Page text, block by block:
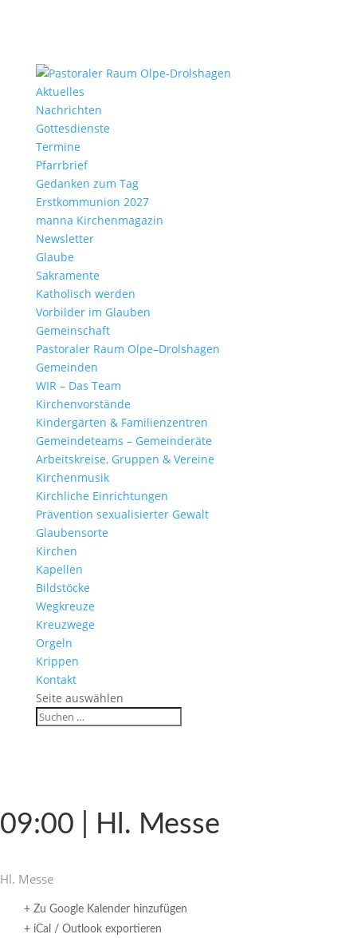
Aktu­elles
Nach­richten
Gottes­dienste
Termine
Pfarr­brief
Gedanken zum Tag
Erst­kom­mu­nion 2027
manna Kirchen­ma­gazin
News­letter
Glaube
Sakra­mente
Katho­lisch werden
Vorbilder im Glauben
Gemein­schaft
Pasto­raler Raum Olpe–Drolshagen
Gemeinden
WIR – Das Team
Kirchen­vor­stände
Kinder­gärten & Familienzentren
Gemein­de­teams – Gemeinderäte
Arbeits­kreise, Gruppen & Vereine
Kirchen­musik
Kirch­liche Einrichtungen
Präven­tion sexua­li­sierter Gewalt
Glau­ben­s­orte
Kirchen
Kapellen
Bild­stöcke
Wegkreuze
Kreuz­wege
Orgeln
Krippen
Kontakt
Seite auswählen
09:00 | Hl. Messe
Hl. Messe
+ Zu Google Kalender hinzufügen
+ iCal / Outlook exportieren